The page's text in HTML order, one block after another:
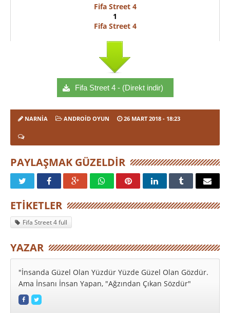
Fifa Street 4
1
Fifa Street 4
Fifa Street 4 - (Direkt indir)
NARNIA ANDROID OYUN 26 MART 2018 - 18:23
PAYLAŞMAK GÜZELDIR
ETIKETLER
Fifa Street 4 full
YAZAR
"İnsanda Güzel Olan Yüzdür Yüzde Güzel Olan Gözdür.
Ama İnsanı İnsan Yapan, "Ağzından Çıkan Sözdür"